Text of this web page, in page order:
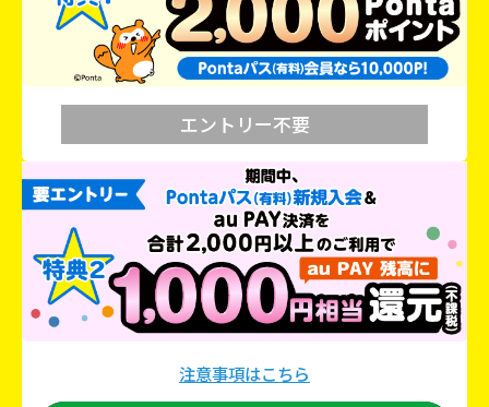
エントリー不要
注意事項はこちら